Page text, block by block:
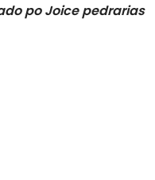
po Joice pedrarias